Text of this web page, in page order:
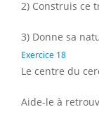
2) Construis ce
3) Donne sa
Exercice 18
Le centre du
Aide-le à